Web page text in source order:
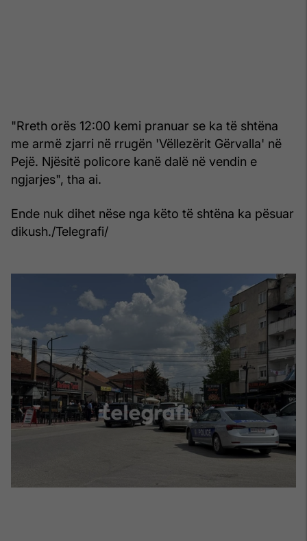
"Rreth orës 12:00 kemi pranuar se ka të shtëna
me armë zjarri në rrugën 'Vëllezërit Gërvalla' në
Pejë. Njësitë policore kanë dalë në vendin e
ngjarjes", tha ai.
Ende nuk dihet nëse nga këto të shtëna ka pësuar
dikush./Telegrafi/